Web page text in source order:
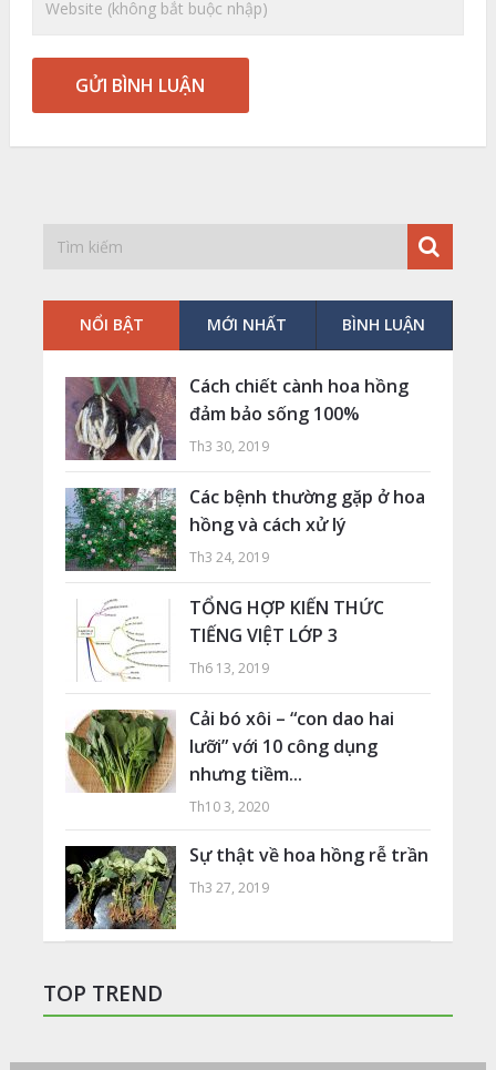
NỔI BẬT MỚI NHẤT BÌNH LUẬN
Cách chiết cành hoa hồng
đảm bảo sống 100%
Th3 30, 2019
Các bệnh thường gặp ở hoa
hồng và cách xử lý
Th3 24, 2019
TỔNG HỢP KIẾN THỨC
TIẾNG VIỆT LỚP 3
Th6 13, 2019
Cải bó xôi – “con dao hai
lưỡi” với 10 công dụng
nhưng tiềm...
Th10 3, 2020
Sự thật về hoa hồng rễ trần
Th3 27, 2019
TOP TREND